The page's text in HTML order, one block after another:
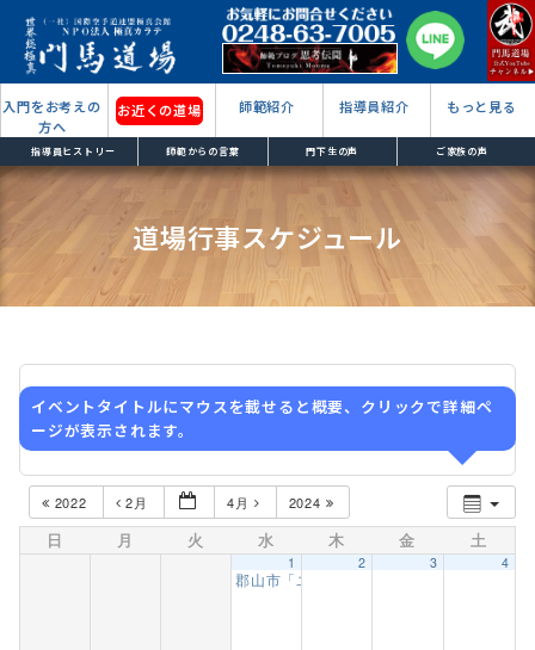
入門をお考えの
方へ
お近くの道場 師範紹介 指導員紹介 もっと見る
指導員ヒストリー 師範からの言葉 門下生の声 ご家族の声
道場行事スケジュール
イベントタイトルにマウスを載せると概要、クリックで詳細ペ
ージが表示されます。
2022 2月 4月 2024
日 月 火 水 木 金 土
1
郡山市「ユーパロ室ノ木保育園武道教室
2 3 4